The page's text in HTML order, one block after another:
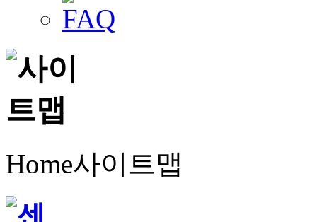
Home사이트맵